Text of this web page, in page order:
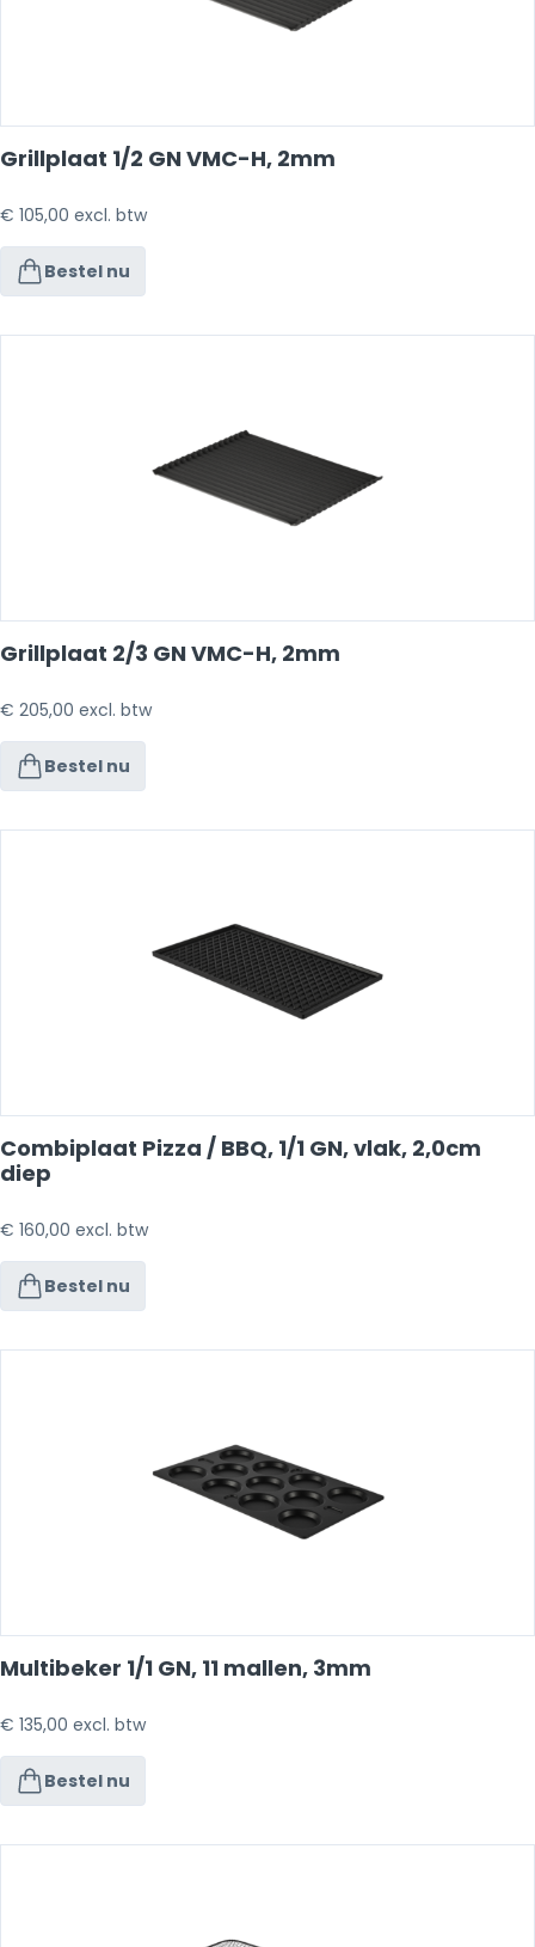
Grillplaat 1/2 GN VMC-H, 2mm
€ 105,00 excl. btw
Bestel nu
Grillplaat 2/3 GN VMC-H, 2mm
€ 205,00 excl. btw
Bestel nu
Combiplaat Pizza / BBQ, 1/1 GN, vlak, 2,0cm
diep
€ 160,00 excl. btw
Bestel nu
Multibeker 1/1 GN, 11 mallen, 3mm
€ 135,00 excl. btw
Bestel nu